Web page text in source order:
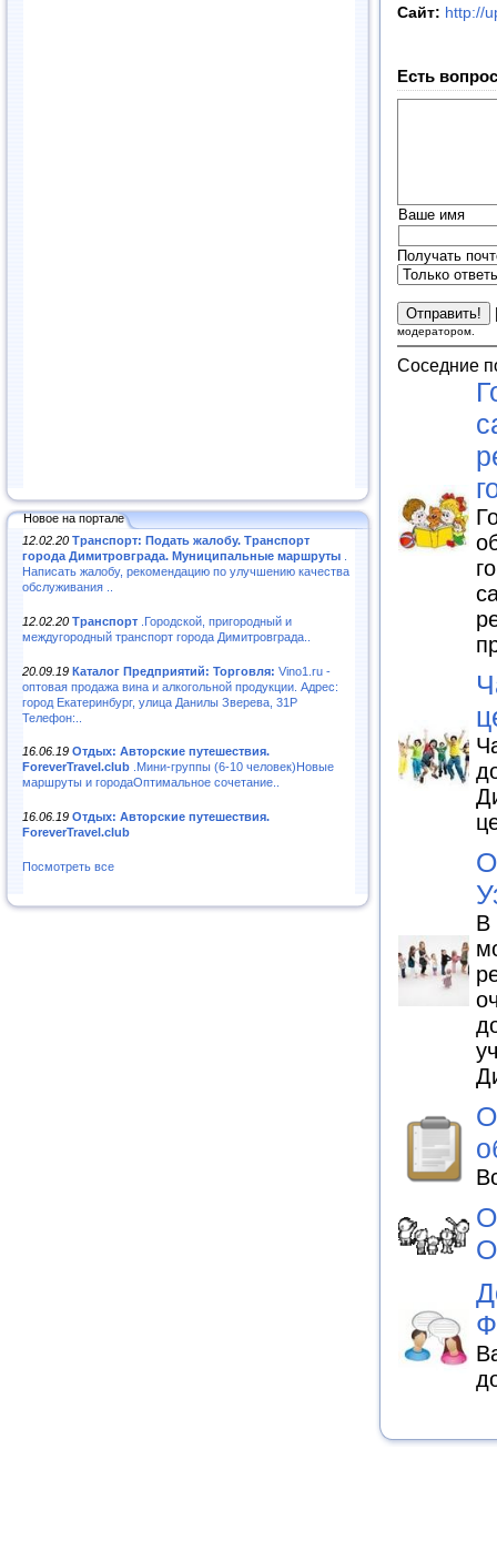
Новое на портале
12.02.20 Транспорт: Подать жалобу. Транспорт
города Димитровграда. Муниципальные маршруты
Написать жалобу, рекомендацию по улучшению качества
обслуживания ..
12.02.20 Транспорт .Городской, пригородный и
междугородный транспорт города Димитровграда..
20.09.19 Каталог Предприятий: Торговля: Vino1.ru -
оптовая продажа вина и алкогольной продукции. Адрес:
город Екатеринбург, улица Данилы Зверева, 31Р
Телефон:..
16.06.19 Отдых: Авторские путешествия.
ForeverTravel.club .Мини-группы (6-10 человек)Новые
маршруты и городаОптимальное сочетание..
16.06.19 Отдых: Авторские путешествия.
ForeverTravel.club
Посмотреть все
Сайт: http://
Есть
Ваше имя
Получать
модератором.
Соседние
В